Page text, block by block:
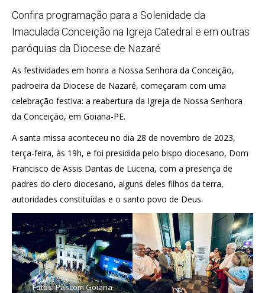
Confira programação para a Solenidade da
Imaculada Conceição na Igreja Catedral e em outras
paróquias da Diocese de Nazaré
As festividades em honra a Nossa Senhora da Conceição,
padroeira da Diocese de Nazaré, começaram com uma
celebração festiva: a reabertura da Igreja de Nossa Senhora
da Conceição, em Goiana-PE.
A santa missa aconteceu no dia 28 de novembro de 2023,
terça-feira, às 19h, e foi presidida pelo bispo diocesano, Dom
Francisco de Assis Dantas de Lucena, com a presença de
padres do clero diocesano, alguns deles filhos da terra,
autoridades constituídas e o santo povo de Deus.
Fotos: Pascom Goiana